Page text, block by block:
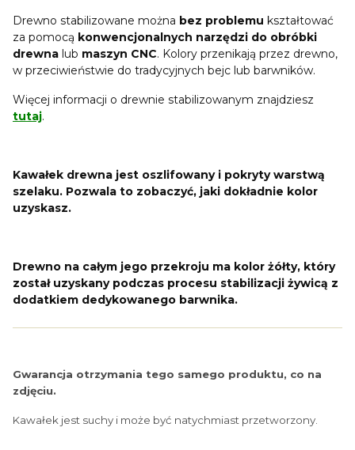
Drewno stabilizowane można bez problemu kształtować
za pomocą konwencjonalnych narzędzi do obróbki
drewna lub maszyn CNC. Kolory przenikają przez drewno,
w przeciwieństwie do tradycyjnych bejc lub barwników.
Więcej informacji o drewnie stabilizowanym znajdziesz
tutaj.
Kawałek drewna jest oszlifowany i pokryty warstwą
szelaku. Pozwala to zobaczyć, jaki dokładnie kolor
uzyskasz.
Drewno na całym jego przekroju ma kolor żółty, który
został uzyskany podczas procesu stabilizacji żywicą z
dodatkiem dedykowanego barwnika.
Gwarancja otrzymania tego samego produktu, co na
zdjęciu.
Kawałek jest suchy i może być natychmiast przetworzony.